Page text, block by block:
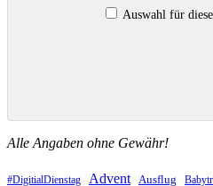
Auswahl für
Alle Angaben ohne Gewähr!
#DigitialDienstag Advent Ausflug